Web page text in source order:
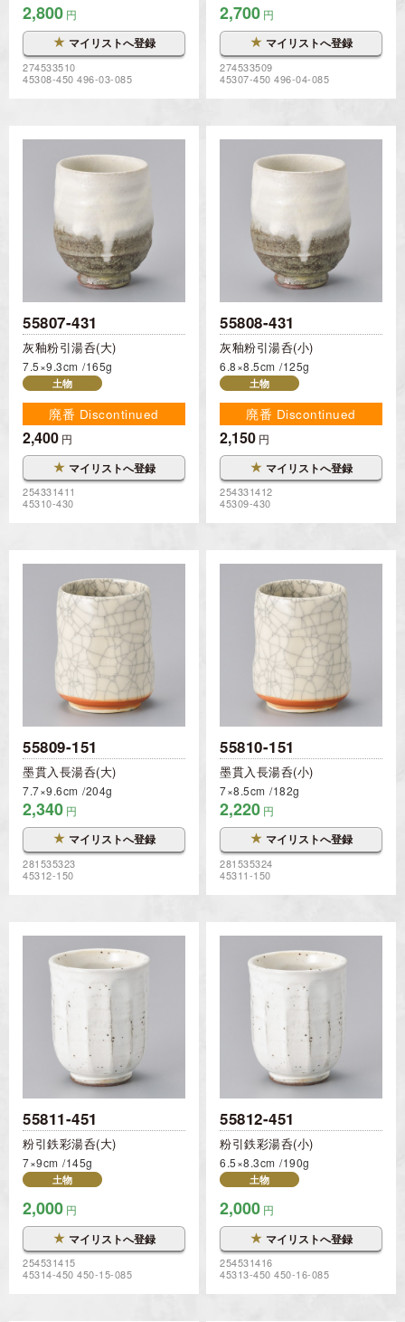
2,800 円
★ マイリストへ登録
274533510
45308-450 496-03-085
2,700 円
★ マイリストへ登録
274533509
45307-450 496-04-085
55807-431
灰釉粉引湯呑(大)
7.5×9.3cm 165g
土物
廃番 Discontinued
2,400 円
★ マイリストへ登録
254331411
45310-430
55808-431
灰釉粉引湯呑(小)
6.8×8.5cm 125g
土物
廃番 Discontinued
2,150 円
★ マイリストへ登録
254331412
45309-430
55809-151
墨貫入長湯呑(大)
7.7×9.6cm 204g
2,340 円
★ マイリストへ登録
281535323
45312-150
55810-151
墨貫入長湯呑(小)
7×8.5cm 182g
2,220 円
★ マイリストへ登録
281535324
45311-150
55811-451
粉引鉄彩湯呑(大)
7×9cm 145g
土物
2,000 円
★ マイリストへ登録
254531415
45314-450 450-15-085
55812-451
粉引鉄彩湯呑(小)
6.5×8.3cm 190g
土物
2,000 円
★ マイリストへ登録
254531416
45313-450 450-16-085